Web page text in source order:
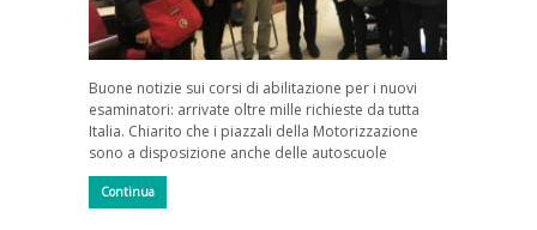
Buone notizie sui corsi di abilitazione per i nuovi
esaminatori: arrivate oltre mille richieste da tutta
Italia. Chiarito che i piazzali della Motorizzazione
sono a disposizione anche delle autoscuole
Continua